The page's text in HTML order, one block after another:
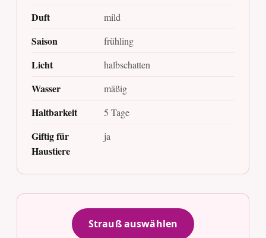
Duft mild
Saison frühling
Licht halbschatten
Wasser mäßig
Haltbarkeit 5 Tage
Giftig für
Haustiere
ja
Strauß auswählen